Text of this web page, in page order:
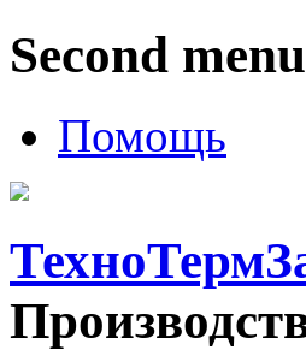
Second menu
Помощь